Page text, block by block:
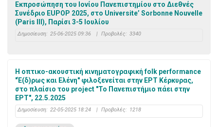
Εκπροσώπηση του Ιονίου Πανεπιστημίου στο Διεθνές
Συνέδριο EUPOP 2025, στο Universite’ Sorbonne Nouvelle
(Paris III), Παρίσι 3-5 Ιουλίου
Δημοσίευση: 25-06-2025 09:36 | Προβολές: 3340
Η οπτικο-ακουστική κινηματογραφική folk performance
"Έ(δ)ρως και Ελένη" φιλοξενείται στην ΕΡΤ Κέρκυρας,
στο πλαίσιο του project "Το Πανεπιστήμιο πάει στην
ΕΡΤ", 22.5.2025
Δημοσίευση: 22-05-2025 18:24 | Προβολές: 1218